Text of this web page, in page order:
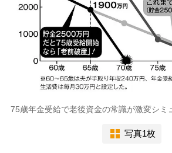
75歳年金受給で老後資金の常識が激変シミ
写真1枚